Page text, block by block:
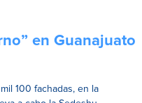
en Guanajuato
100 fachadas, en la